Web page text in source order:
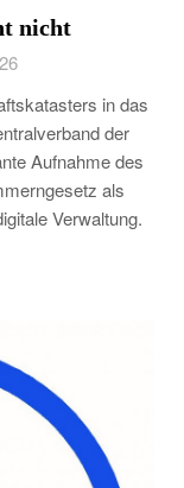
nicht
in das
der
Aufnahme des
als
Verwaltung.